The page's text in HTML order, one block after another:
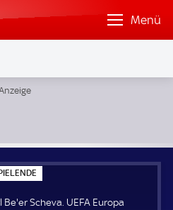
Menü
P
E
Scheva. UEFA Europa